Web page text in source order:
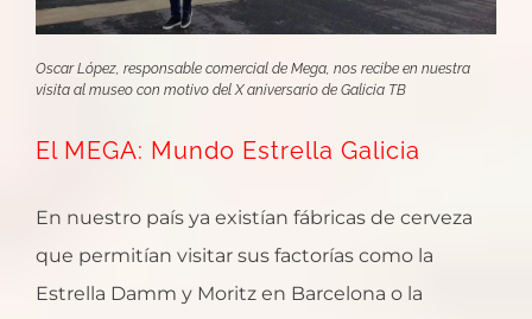
Oscar López, responsable comercial de Mega, nos recibe en nuestra
visita al museo con motivo del X aniversario de Galicia TB
El MEGA: Mundo Estrella Galicia
En nuestro país ya existían fábricas de cerveza
que permitían visitar sus factorías como la
Estrella Damm y Moritz en Barcelona o la